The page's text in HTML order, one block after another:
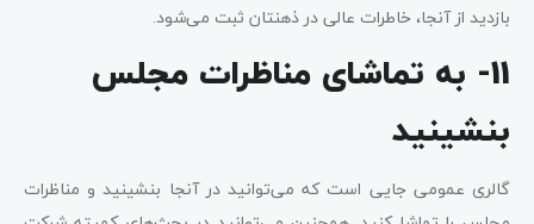
بازدید از آنجا، خاطرات عالی در ذهنتان ثبت می‌شود.
11- به تماشای مناظرات مجلس
بنشینید
گالری عمومی جایی است که می‌توانید در آنجا بنشینید و مناظرات